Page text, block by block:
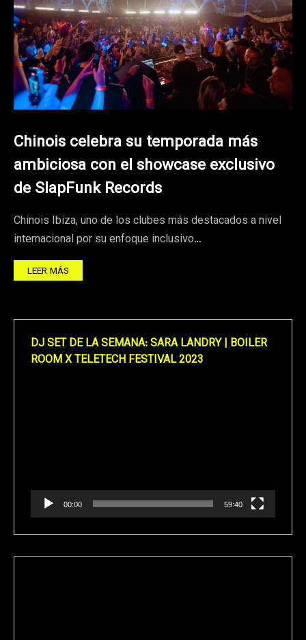
Chinois celebra su temporada más
ambiciosa con el showcase exclusivo
de SlapFunk Records
Chinois Ibiza, uno de los clubes más destacados a nivel
internacional por su enfoque inclusivo…
LEER MÁS
DJ SET DE LA SEMANA: SARA LANDRY | BOILER
ROOM X TELETECH FESTIVAL 2023
00:00 59:40